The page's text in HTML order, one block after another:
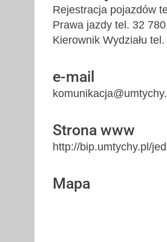
Rejestracja pojazdów
Prawa jazdy tel. 32
Kierownik Wydziału
e-mail
Strona www
http://bip.umtychy.pl/
Mapa